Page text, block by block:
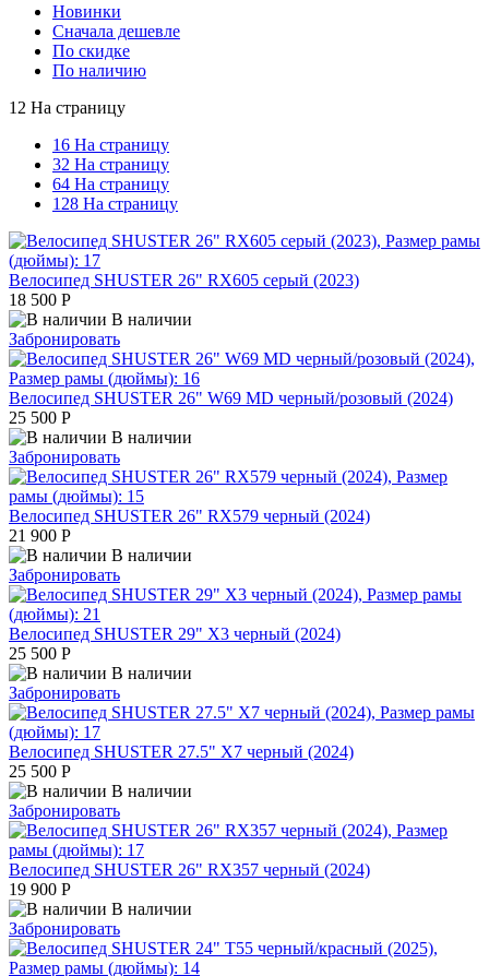
Новинки
Сначала дешевле
По скидке
По наличию
12 На страницу
16 На страницу
32 На страницу
64 На страницу
128 На страницу
Велосипед SHUSTER 26" RX605 серый (2023)
18 500 Р
В наличии
Забронировать
Велосипед SHUSTER 26" W69 MD черный/розовый (2024)
25 500 Р
В наличии
Забронировать
Велосипед SHUSTER 26" RX579 черный (2024)
21 900 Р
В наличии
Забронировать
Велосипед SHUSTER 29" X3 черный (2024)
25 500 Р
В наличии
Забронировать
Велосипед SHUSTER 27.5" X7 черный (2024)
25 500 Р
В наличии
Забронировать
Велосипед SHUSTER 26" RX357 черный (2024)
19 900 Р
В наличии
Забронировать